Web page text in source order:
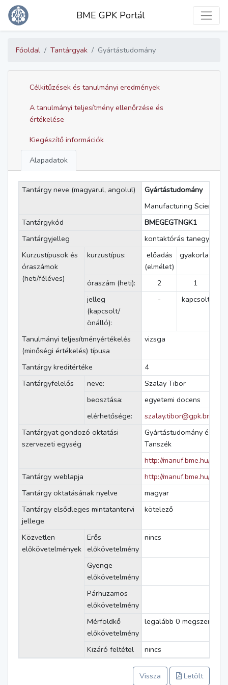
BME GPK Portál
Főoldal Tantárgyak Gyártástudomány
Alapadatok
Célkitűzések és tanulmányi eredmények
A tanulmányi teljesítmény ellenőrzése és
értékelése
Kiegészítő információk
Tantárgy neve (magyarul, angolul)
Gyártástudomány
Manufacturing Science
Tantárgykód
BMEGEGTNGK1
Tantárgyjelleg
kontaktórás tanegység
Kurzustípusok és
óraszámok
(heti/féléves)
kurzustípus:
előadás
(elmélet)
gyakorlat
óraszám (heti):
2
1
jelleg
(kapcsolt/
önálló):
- kapcsolt
Tanulmányi teljesítményértékelés
(minőségi értékelés) típusa
vizsga
Tantárgy kreditértéke
4
Tantárgyfelelős
neve:
Szalay Tibor
beosztása:
egyetemi docens
elérhetősége:
szalay.tibor@gpk.bme.hu
Tantárgyat gondozó oktatási
szervezeti egység
Gyártástudomány és -
Tanszék
http://manuf.bme.hu/
Tantárgy weblapja
http://manuf.bme.hu/
Tantárgy oktatásának nyelve
magyar
Tantárgy elsődleges mintatantervi
jellege
kötelező
Közvetlen
előkövetelmények
Erős
előkövetelmény
nincs
Gyenge
előkövetelmény
Párhuzamos
előkövetelmény
Mérföldkő
előkövetelmény
legalább 0 megszerzett
Kizáró feltétel nincs
Vissza Letölt